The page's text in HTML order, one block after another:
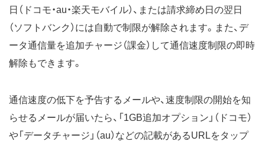
日（ドコモ・au・楽天モバイル）、または請求締め日の翌日
（ソフトバンク）には自動で制限が解除されます。また、デ
ータ通信量を追加チャージ（課金）して通信速度制限の即時
解除もできます。
通信速度の低下を予告するメールや、速度制限の開始を知
らせるメールが届いたら、「1GB追加オプション」（ドコモ）
や「データチャージ」（au）などの記載があるURLをタップ